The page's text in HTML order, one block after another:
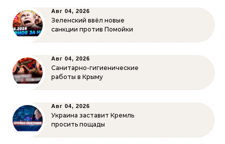
Авг 04, 2026
Зеленский ввёл новые
санкции против Помойки
Авг 04, 2026
Санитарно-гигиенические
работы в Крыму
Авг 04, 2026
Украина заставит Кремль
просить пощады